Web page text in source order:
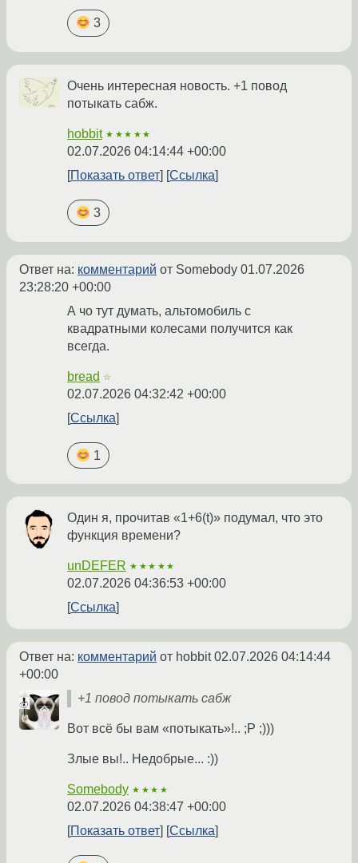
3
Очень интересная новость. +1 повод
потыкать сабж.
hobbit ★★★★★
02.07.2026 04:14:44 +00:00
Показать ответ
Ссылка
3
Ответ на: комментарий от Somebody 01.07.2026
23:28:20 +00:00
А чо тут думать, альтомобиль с
квадратными колесами получится как
всегда.
bread ☆
02.07.2026 04:32:42 +00:00
Ссылка
1
Один я, прочитав «1+6(t)» подумал, что это
функция времени?
unDEFER ★★★★★
02.07.2026 04:36:53 +00:00
Ссылка
Ответ на: комментарий от hobbit02.07.2026 04:14:44
+00:00
+1 повод потыкать сабж
Вот всё бы вам «потыкать»!.. ;P ;)))
Злые вы!.. Недобрые... :))
Somebody ★★★★
02.07.2026 04:38:47 +00:00
Показать ответ
Ссылка